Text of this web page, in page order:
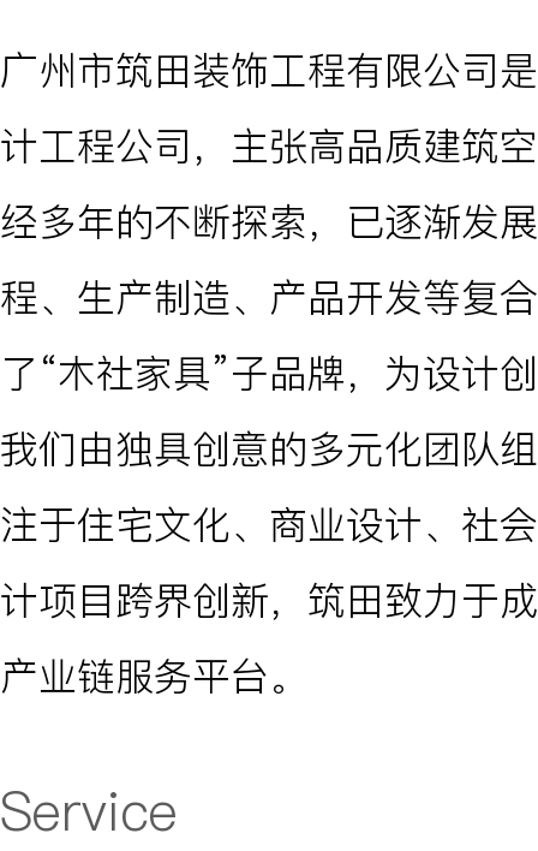
广州市筑田装饰工程有限公司
计工程公司，主张高品质建筑
经多年的不断探索，已逐渐发
程、生产制造、产品开发等复
了“木社家具”子品牌，为设计
我们由独具创意的多元化团队
注于住宅文化、商业设计、社
计项目跨界创新，筑田致力于
产业链服务平台。
Service